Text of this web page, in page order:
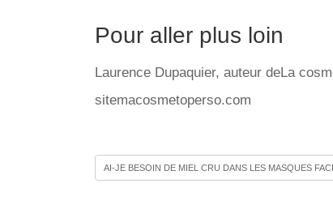
Pour aller plus loin
Laurence Dupaquier, auteur deLa
sitemacosmetoperso.com
AI-JE BESOIN DE MIEL CRU DANS LES MASQUES